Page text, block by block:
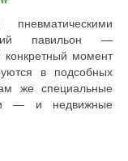
павильон —
момент
в подсобных
же специальные
— и недвижные